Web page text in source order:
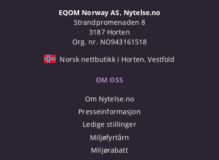
EQOM Norway AS, Nytelse.no
Strandpromenaden 8
3187 Horten
Org. nr. NO943161518
Norsk nettbutikk i Horten, Vestfold
OM OSS
Om Nytelse.no
Presseinformasjon
Ledige stillinger
Miljøfyrtårn
Miljørabatt